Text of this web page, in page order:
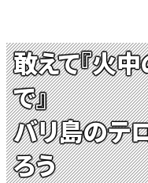
敢えて『火
で』
バリ島のテ
ろう